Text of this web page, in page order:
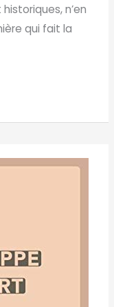
n’en
qui fait la